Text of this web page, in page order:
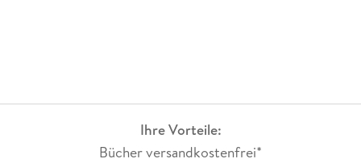
Ihre Vorteile:
Bücher versandkostenfrei*